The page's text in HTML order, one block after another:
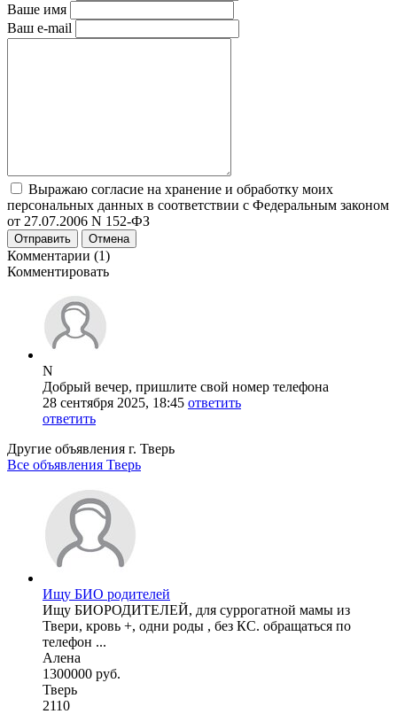
Ваше имя
Ваш e-mail
Выражаю согласие на хранение и обработку моих
персональных данных в соответствии с Федеральным законом
от 27.07.2006 N 152-ФЗ
Отправить Отмена
Комментарии (1)
Комментировать
N
Добрый вечер, пришлите свой номер телефона
28 сентября 2025, 18:45 ответить
ответить
Другие объявления г. Тверь
Все объявления Тверь
Ищу БИО родителей
Ищу БИОРОДИТЕЛЕЙ, для суррогатной мамы из
Твери, кровь +, одни роды , без КС. обращаться по
телефон ...
Алена
1300000 руб.
Тверь
2110